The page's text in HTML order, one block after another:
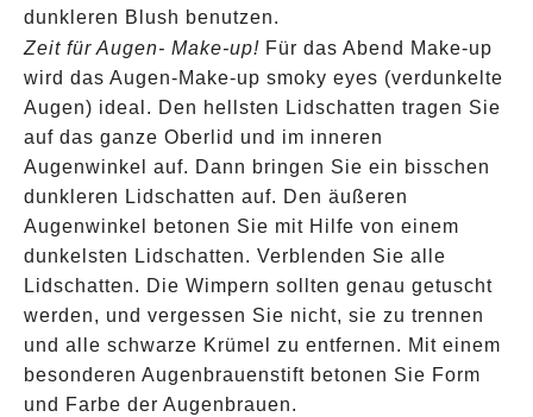
dunkleren Blush benutzen.
Zeit für Augen- Make-up! Für das Abend Make-up
wird das Augen-Make-up smoky eyes (verdunkelte
Augen) ideal. Den hellsten Lidschatten tragen Sie
auf das ganze Oberlid und im inneren
Augenwinkel auf. Dann bringen Sie ein bisschen
dunkleren Lidschatten auf. Den äußeren
Augenwinkel betonen Sie mit Hilfe von einem
dunkelsten Lidschatten. Verblenden Sie alle
Lidschatten. Die Wimpern sollten genau getuscht
werden, und vergessen Sie nicht, sie zu trennen
und alle schwarze Krümel zu entfernen. Mit einem
besonderen Augenbrauenstift betonen Sie Form
und Farbe der Augenbrauen.